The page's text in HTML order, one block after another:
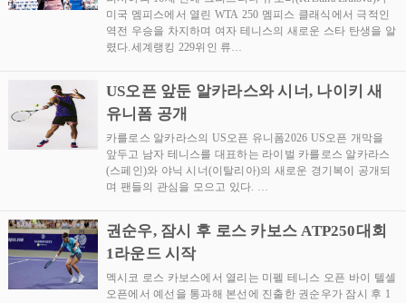
미국 멤피스에서 열린 WTA 250 멤피스 클래식에서 극적인
역전 우승을 차지하며 여자 테니스의 새로운 스타 탄생을 알
렸다.세계랭킹 229위인 류…
US오픈 앞둔 알카라스와 시너, 나이키 새
유니폼 공개
카를로스 알카라스의 US오픈 유니폼2026 US오픈 개막을
앞두고 남자 테니스를 대표하는 라이벌 카를로스 알카라스
(스페인)와 야닉 시너(이탈리아)의 새로운 경기복이 공개되
며 팬들의 관심을 모으고 있다. …
권순우, 잠시 후 로스 카보스 ATP250대회
1라운드 시작
멕시코 로스 카보스에서 열리는 미펠 테니스 오픈 바이 텔셀
오픈에서 예선을 통과해 본선에 진출한 권순우가 잠시 후 1